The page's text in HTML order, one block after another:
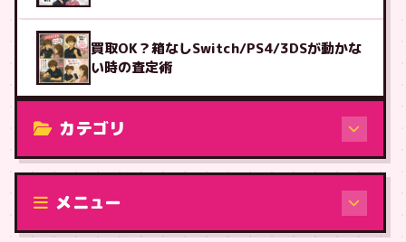
買取OK？箱なしSwitch/PS4/3DSが動かな
い時の査定術
カテゴリ
修理（機種から）
メニュー